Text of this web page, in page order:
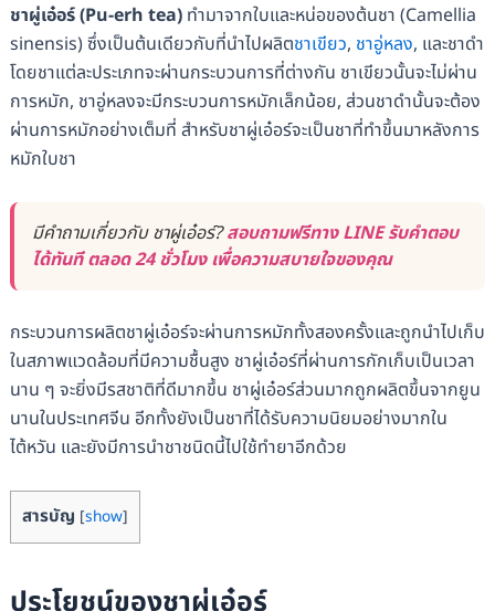
ชาผู่เอ๋อร์ (Pu-erh tea)ทำมาจากใบและหน่อของต้นชา (Camellia
sinensis) ซึ่งเป็นต้นเดียวกับที่นำไปผลิตชาเขียว, ชาอู่หลง, และชาดำ
โดยชาแต่ละประเภทจะผ่านกระบวนการที่ต่างกัน ชาเขียวนั้นจะไม่ผ่าน
การหมัก, ชาอู่หลงจะมีกระบวนการหมักเล็กน้อย, ส่วนชาดำนั้นจะต้อง
ผ่านการหมักอย่างเต็มที่ สำหรับชาผู่เอ๋อร์จะเป็นชาที่ทำขึ้นมาหลังการ
หมักใบชา
มีคำถามเกี่ยวกับ ชาผู่เอ๋อร์?สอบถามฟรีทาง LINE รับคำตอบ
ได้ทันที ตลอด 24 ชั่วโมง เพื่อความสบายใจของคุณ
กระบวนการผลิตชาผู่เอ๋อร์จะผ่านการหมักทั้งสองครั้งและถูกนำไปเก็บ
ในสภาพแวดล้อมที่มีความชื้นสูง ชาผู่เอ๋อร์ที่ผ่านการกักเก็บเป็นเวลา
นาน ๆ จะยิ่งมีรสชาติที่ดีมากขึ้น ชาผู่เอ๋อร์ส่วนมากถูกผลิตขึ้นจากยูน
นานในประเทศจีน อีกทั้งยังเป็นชาที่ได้รับความนิยมอย่างมากใน
ไต้หวัน และยังมีการนำชาชนิดนี้ไปใช้ทำยาอีกด้วย
สารบัญ [show]
ประโยชน์ของชาผู่เอ๋อร์